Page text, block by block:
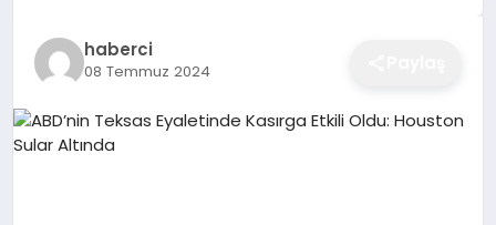
EKONOMI
SAĞLIK
haberci
08 Temmuz 2024